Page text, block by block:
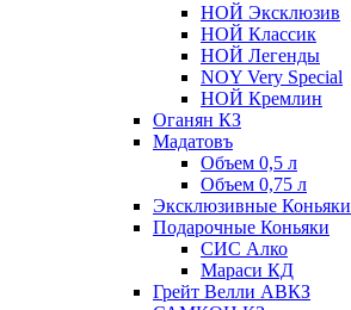
НОЙ Эксклюзив
НОЙ Классик
НОЙ Легенды
NOY Very Speсial
НОЙ Кремлин
Оганян КЗ
Мадатовъ
Объем 0,5 л
Объем 0,75 л
Эксклюзивные Коньяки
Подарочные Коньяки
СИС Алко
Мараси КД
Грейт Велли АВКЗ